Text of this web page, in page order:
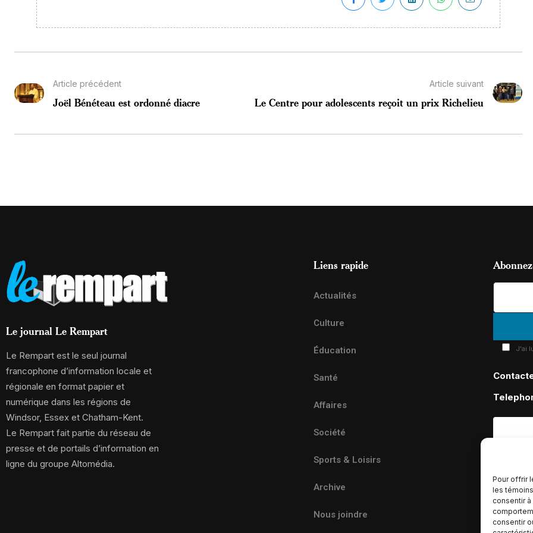
Pour offrir
les
consentir
consentir
Article précédent
Joël Bénéteau est ordonné diacre
Article suivant
Le Centre pour adolescents reçoit un prix Richelieu
Le journal Le Rempart
Le Rempart est le seul journal
francophone d’information locale et
régionale en format papier et
numérique dans les régions de
Windsor, Essex et Chatham-Kent.
Le Rempart fait partie du réseau de
presse et de portails d’information en
ligne du groupe Altomédia.
Liens rapide
Actualités
Culture
Éducation
Santé
Affaires
Société
Sports & Loisirs
Archive
Nous joindre
J'ai